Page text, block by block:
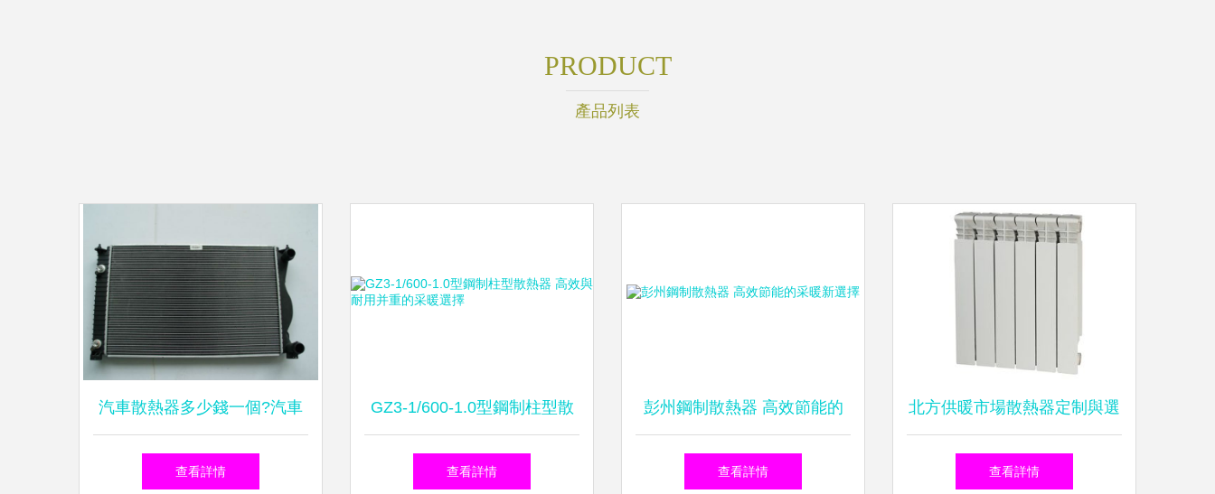
PRODUCT
產品列表
汽車散熱器多少錢一個?汽車
散熱器更換多少錢
查看詳情
GZ3-1/600-1.0型鋼制柱型散
熱器 高效與耐用并重的采暖
查看詳情
彭州鋼制散熱器 高效節能的
采暖新選擇
查看詳情
北方供暖市場散熱器定制與選
購指南 聚焦河北、山西品牌
查看詳情